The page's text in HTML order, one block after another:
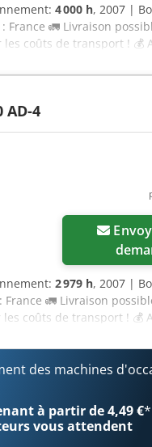
4 000 h, 2007 |
🚛 Livraison
coûts de transport ! 💰
possible moyennant
indépendant 44 points
de l’inspecteur :
mais tout est en ordre
rapport d’inspection
Equippo » est souvent
machine et nos
possible sur le
flexibles 🔄 Envisagez-
utiles pour tous les
AD-4
2 979 h, 2007 |
🚛 Livraison
coûts de transport ! 💰
possible moyennant
43 points
📌 Commentaire de
📄 Souhaitez-vous
? Conseil : la
supplémentaires en
approfondie par des
des machines
à partir de 4,49 €*
vous attendent